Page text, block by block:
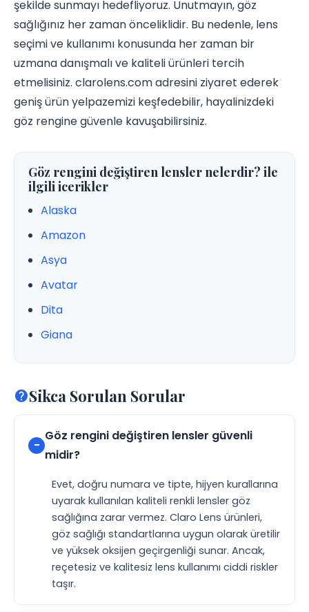
şekilde sunmayı hedefliyoruz. Unutmayın, göz
sağlığınız her zaman önceliklidir. Bu nedenle, lens
seçimi ve kullanımı konusunda her zaman bir
uzmana danışmalı ve kaliteli ürünleri tercih
etmelisiniz. clarolens.com adresini ziyaret ederek
geniş ürün yelpazemizi keşfedebilir, hayalinizdeki
göz rengine güvenle kavuşabilirsiniz.
Göz rengini değiştiren lensler nelerdir? ile
ilgili icerikler
Alaska
Amazon
Asya
Avatar
Dita
Giana
Sikca Sorulan Sorular
Göz rengini değiştiren lensler güvenli
midir?
Evet, doğru numara ve tipte, hijyen kurallarına
uyarak kullanılan kaliteli renkli lensler göz
sağlığına zarar vermez. Claro Lens ürünleri,
göz sağlığı standartlarına uygun olarak üretilir
ve yüksek oksijen geçirgenliği sunar. Ancak,
reçetesiz ve kalitesiz lens kullanımı ciddi riskler
taşır.